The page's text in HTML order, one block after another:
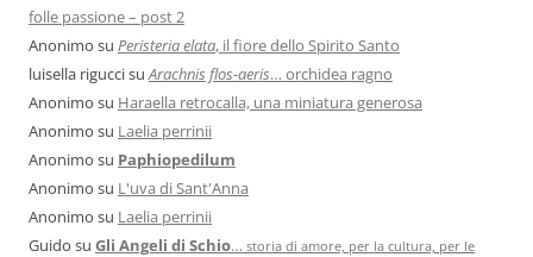
folle passione – post 2
Anonimo su Peristeria elata, il fiore dello Spirito Santo
luisella riguccisu Arachnis flos-aeris… orchidea ragno
Anonimo su Haraella retrocalla, una miniatura generosa
Anonimo su Laelia perrinii
Anonimo su Paphiopedilum
Anonimo su L'uva di Sant'Anna
Anonimo su Laelia perrinii
Guido su Gli Angeli di Schio… storia di amore, per la cultura, per le